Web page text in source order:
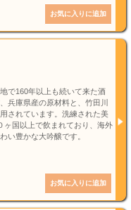
で160年以上も続いて来た酒
兵庫県産の原材料と、竹田川
されています。洗練された美
ヶ国以上で飲まれており、海外
い豊かな大吟醸です。